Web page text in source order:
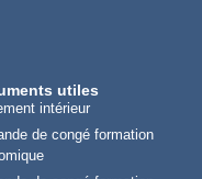
utiles
intérieur
de congé formation